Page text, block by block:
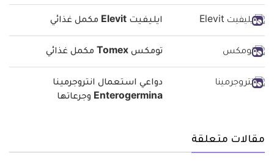
ايليفيت Elevit مكمل غذائي
تومكس Tomex مكمل غذائي
دواعي استعمال انتروجرمينا
Enterogermina وجرعاتها
مقالات متعلقة